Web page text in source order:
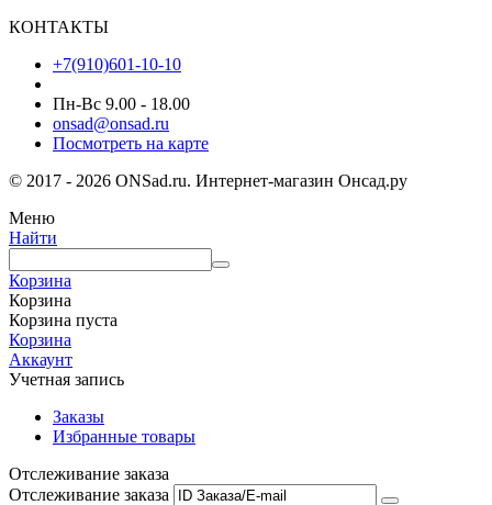
КОНТАКТЫ
+7(910)601-10-10
Пн-Вс 9.00 - 18.00
onsad@onsad.ru
Посмотреть на карте
© 2017 - 2026 ONSad.ru. Интернет-магазин Онсад.ру
Меню
Найти
Корзина
Корзина
Корзина пуста
Корзина
Аккаунт
Учетная запись
Заказы
Избранные товары
Отслеживание заказа
Отслеживание заказа